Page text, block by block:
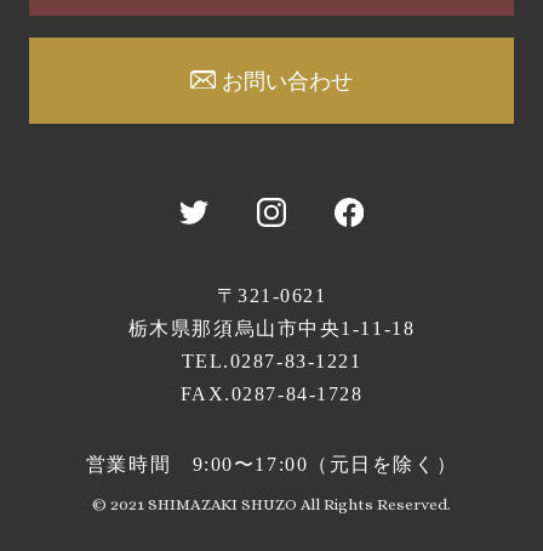
お問い合わせ
〒321-0621
栃木県那須烏山市中央1-11-18
TEL.0287-83-1221
FAX.0287-84-1728
営業時間 9:00〜17:00（元日を除く）
© 2021 SHIMAZAKI SHUZO All Rights Reserved.